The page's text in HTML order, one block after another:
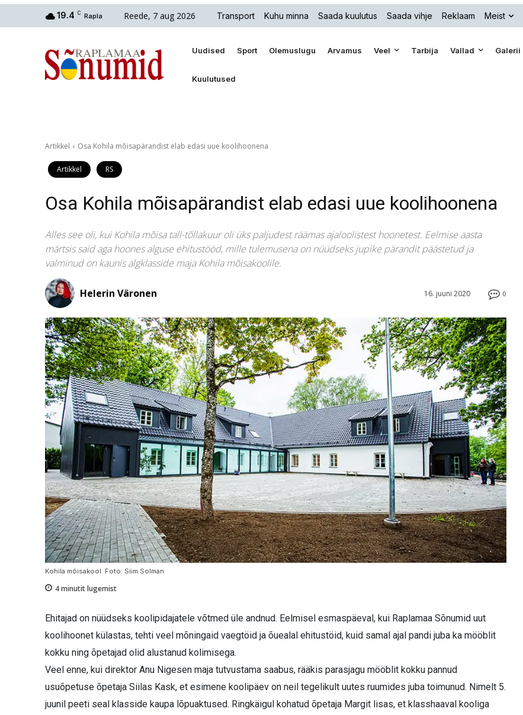
19.4 C Rapla Reede, 7 aug 2026 Transport Kuhu minna Saada kuulutus Saada vihje Reklaam Meist
Uudised Sport Olemuslugu Arvamus Veel Tarbija Vallad Galerii
Kuulutused
Artikkel Osa Kohila mõisapärandist elab edasi uue koolihoonena
Artikkel RS
Osa Kohila mõisapärandist elab edasi uue koolihoonena
Alles see oli, kui Kohila mõisa tall-tõllakuur oli üks paljudest räämas ajaloolistest hoonetest. Eelmise aasta
märtsis said aga hoones alguse ehitustööd, mille tulemusena on nüüdseks jupike pärandit päästetud ja
valminud on kaunis algklasside maja Kohila mõisakoolile.
0
16. juuni 2020
Helerin Väronen
Kohila mõisakool. Foto: Siim Solman
4minutit lugemist
Ehitajad on nüüdseks koolipidajatele võtmed üle andnud. Eelmisel esmaspäeval, kui Raplamaa Sõnumid uut
koolihoonet külastas, tehti veel mõningaid vaegtöid ja õuealal ehitustöid, kuid samal ajal pandi juba ka mööblit
kokku ning õpetajad olid alustanud kolimisega.
Veel enne, kui direktor Anu Nigesen maja tutvustama saabus, rääkis parasjagu mööblit kokku pannud
usuõpetuse õpetaja Siilas Kask, et esimene koolipäev on neil tegelikult uutes ruumides juba toimunud. Nimelt 5.
juunil peeti seal klasside kaupa lõpuaktused. Ringkäigul kohatud õpetaja Margit lisas, et klasshaaval kooliga